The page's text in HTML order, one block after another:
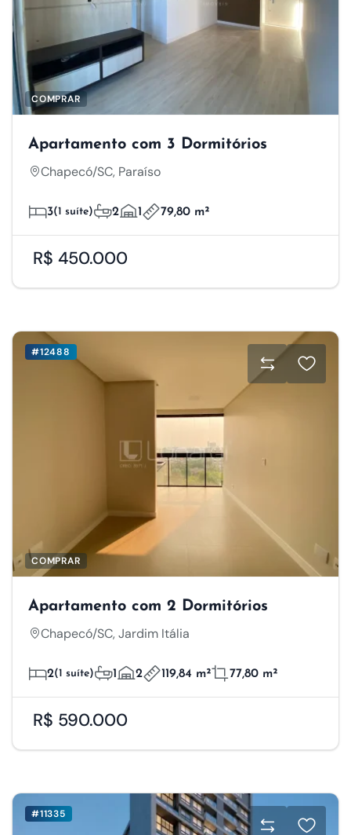
COMPRAR
Apartamento com 3 Dormitórios
Chapecó/SC, Paraíso
3(1 suíte) 2 1 79,80 m²
R$ 450.000
#12488
COMPRAR
Apartamento com 2 Dormitórios
Chapecó/SC, Jardim Itália
2(1 suíte) 1 2 119,84 m² 77,80 m²
R$ 590.000
#11335